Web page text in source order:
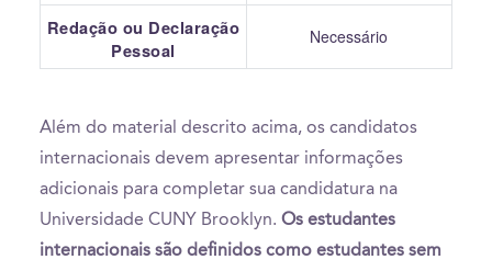
Redação ou Declaração
Pessoal
Necessário
Além do material descrito acima, os candidatos
internacionais devem apresentar informações
adicionais para completar sua candidatura na
Universidade CUNY Brooklyn. Os estudantes
internacionais são definidos como estudantes sem